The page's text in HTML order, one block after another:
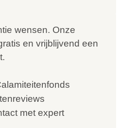
wensen. Onze
en vrijblijvend een
met expert